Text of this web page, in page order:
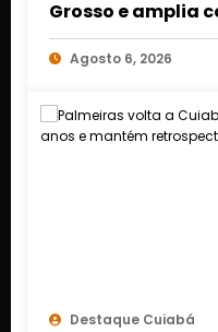
Grosso e amplia
Cuiabá e
Agosto 6, 2026
Destaque Cuiabá